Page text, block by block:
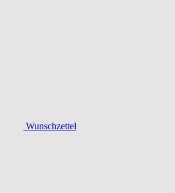
Wunschzettel